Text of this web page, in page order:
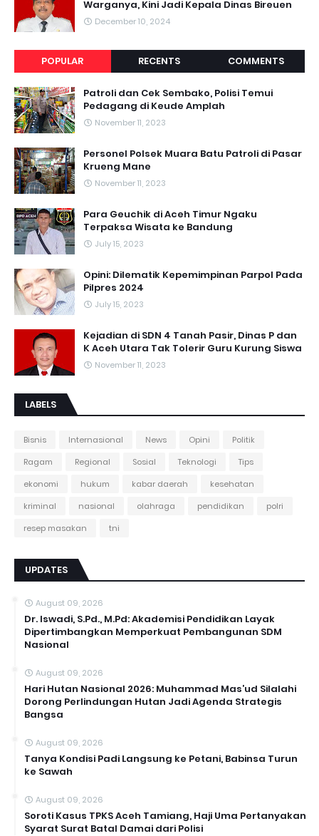
Warganya, Kini Jadi Kepala Dinas Bireuen
December 10, 2024
POPULAR RECENTS COMMENTS
Patroli dan Cek Sembako, Polisi Temui
Pedagang di Keude Amplah
November 11, 2023
Personel Polsek Muara Batu Patroli di Pasar
Krueng Mane
November 11, 2023
Para Geuchik di Aceh Timur Ngaku
Terpaksa Wisata ke Bandung
July 15, 2023
Opini: Dilematik Kepemimpinan Parpol Pada
Pilpres 2024
July 15, 2023
Kejadian di SDN 4 Tanah Pasir, Dinas P dan
K Aceh Utara Tak Tolerir Guru Kurung Siswa
November 11, 2023
LABELS
Bisnis Internasional News Opini
Politik
Ragam
Regional Sosial Teknologi
Tips
ekonomi
hukum kabar daerah
kesehatan
kriminal
nasional olahraga pendidikan
polri
resep masakan
tni
UPDATES
August 09, 2026
Dr. Iswadi, S.Pd., M.Pd: Akademisi Pendidikan Layak
Dipertimbangkan Memperkuat Pembangunan SDM
Nasional
August 09, 2026
Hari Hutan Nasional 2026: Muhammad Mas’ud Silalahi
Dorong Perlindungan Hutan Jadi Agenda Strategis
Bangsa
August 09, 2026
Tanya Kondisi Padi Langsung ke Petani, Babinsa Turun
ke Sawah
August 09, 2026
Soroti Kasus TPKS Aceh Tamiang, Haji Uma Pertanyakan
Syarat Surat Batal Damai dari Polisi